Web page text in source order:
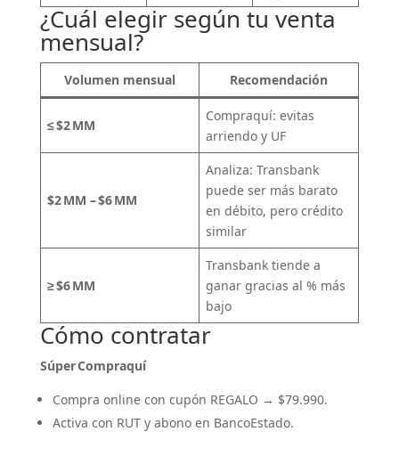
¿Cuál elegir según tu venta
mensual?
Volumen mensual Recomendación
≤ $2 MM
Compraquí: evitas
arriendo y UF
$2 MM – $6 MM
Analiza: Transbank
puede ser más barato
en débito, pero crédito
similar
≥ $6 MM
Transbank tiende a
ganar gracias al % más
bajo
Cómo contratar
Súper Compraquí
Compra online con cupón REGALO → $79.990.
Activa con RUT y abono en BancoEstado.